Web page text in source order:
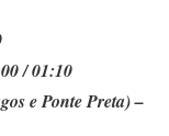
/ 01:10
e Ponte Preta) –